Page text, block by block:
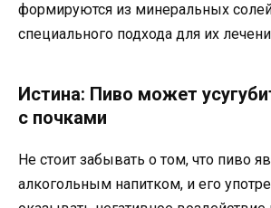
формируются из минеральных
специального подхода для их
Истина: Пиво может
с почками
Не стоит забывать о том, что пиво
алкогольным напитком, и его